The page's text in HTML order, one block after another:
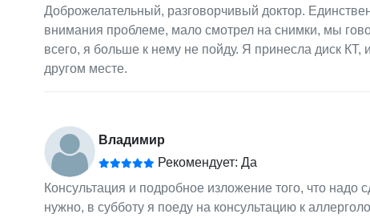
Доброжелательный, разговорчивый доктор.
внимания проблеме, мало смотрел на снимки, мы
всего, я больше к нему не пойду. Я принесла диск КТ,
другом месте.
Владимир
Рекомендует: Да
Консультация и подробное изложение того, что
нужно, в субботу я поеду на консультацию к